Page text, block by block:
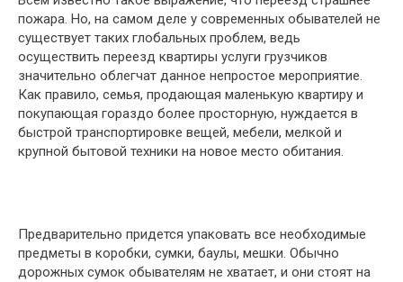
пожара. Но, на самом деле у современных обывателей не
существует таких глобальных проблем, ведь
осуществить переезд квартиры услуги грузчиков
значительно облегчат данное непростое мероприятие.
Как правило, семья, продающая маленькую квартиру и
покупающая гораздо более просторную, нуждается в
быстрой транспортировке вещей, мебели, мелкой и
крупной бытовой техники на новое место обитания.
Предварительно придется упаковать все необходимые
предметы в коробки, сумки, баулы, мешки. Обычно
дорожных сумок обывателям не хватает, и они стоят на